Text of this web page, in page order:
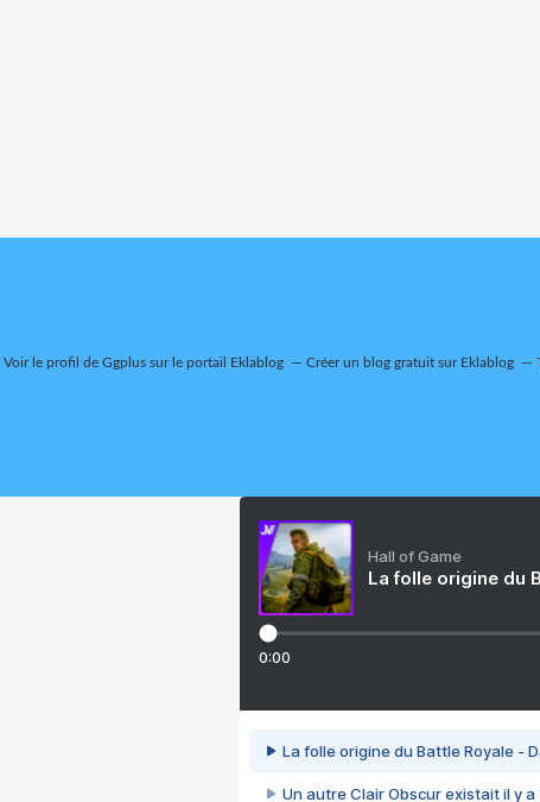
Voir le profil de Ggplussur le portail Eklablog Créer un blog gratuit sur Eklablog
Hall of Game
La folle origine du
0:00
La folle origine du Battle Royale -
Un autre Clair Obscur existait il y